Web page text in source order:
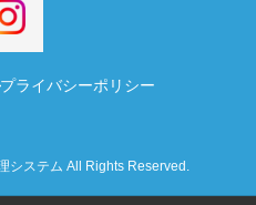
プライバシーポリシー
システム All Rights Reserved.